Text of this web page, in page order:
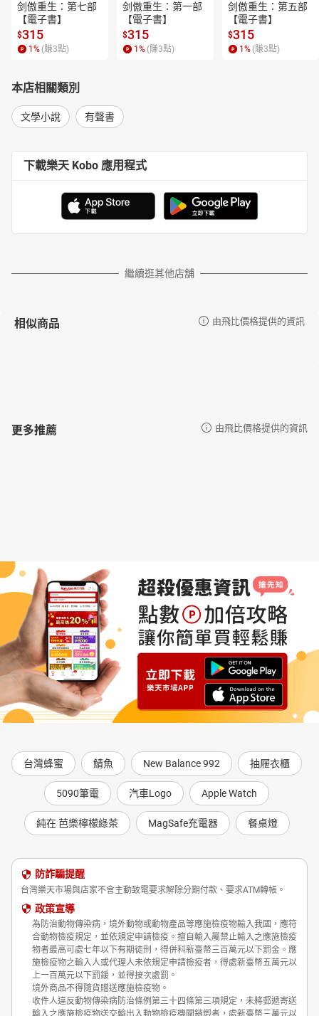
剑傲重生：第七部
【電子書】
$315
1 % (賺3點)
剑傲重生：第一部
【電子書】
$315
1 % (賺3點)
剑傲重生：第五部
【電子書】
$315
1 % (賺3點)
本店相關類別
文學小說 有聲書
下載樂天 Kobo 應用程式
繼續逛其他店舖
相似商品 由飛比價格提供的資訊
更多推薦 由飛比價格提供的資訊
台灣蜂蜜 鯖魚 New Balance 992 抽屜衣櫃
5090筆電 汽車Logo Apple Watch
純在 芭樂檸檬綠茶 MagSafe充電器 餐桌燈
防詐騙提醒
台灣樂天市場與店家不會主動致電要求解除分期付款、要求ATM轉帳。
政策宣導
為防治動物傳染病，境外動物或動物產品等應施檢疫物輸入我國，應符
合動物檢疫規定，並依規定申請檢疫。擅自輸入屬禁止輸入之應施檢疫
物者最高可處七年以下有期徒刑，得併科新臺幣三百萬元以下罰金。應
施檢疫物之輸入人或代理人未依規定申請檢疫者，得處新臺幣五萬元以
上一百萬元以下罰鍰，並得按次處罰。
境外商品不得隨貨贈送應施檢疫物。
收件人違反動物傳染病防治條例第三十四條第三項規定，未將郵遞寄送
輸入之應施檢疫物送交輸出入動物檢疫機關銷燬者，處新臺幣三萬元以